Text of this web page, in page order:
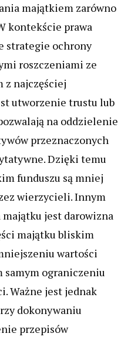
majątkiem zarówno
kontekście prawa
strategie ochrony
roszczeniami ze
z najczęściej
utworzenie trustu lub
na oddzielenie
przeznaczonych
Dzięki temu
funduszu są mniej
wierzycieli. Innym
majątku jest darowizna
majątku bliskim
wartości
samym ograniczeniu
Ważne jest jednak
dokonywaniu
przepisów